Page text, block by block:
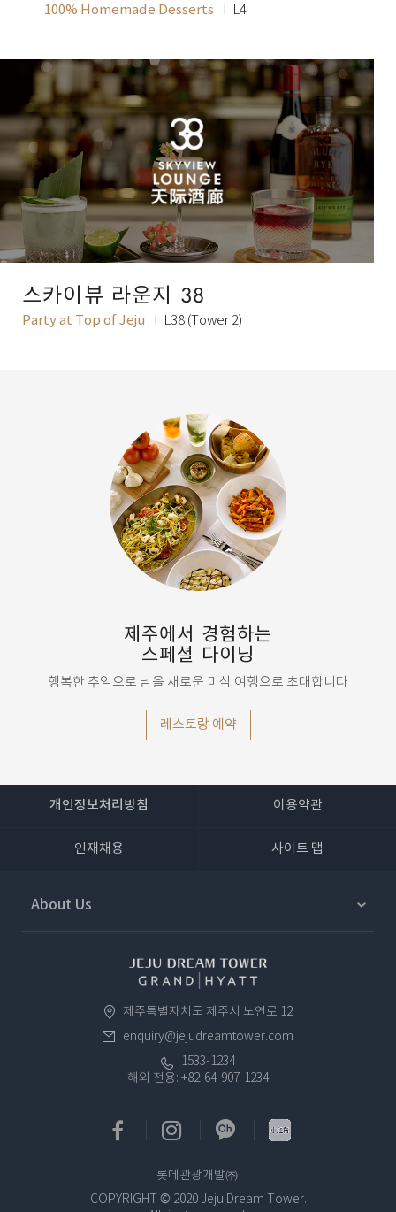
100% Homemade Desserts L4
스카이뷰 라운지 38
Party at Top of Jeju L38 (Tower 2)
제주에서 경험하는
스페셜 다이닝
행복한 추억으로 남을 새로운 미식 여행으로 초대합니다
레스토랑 예약
개인정보처리방침 이용약관
인재채용 사이트 맵
About Us
제주특별자치도 제주시 노연로 12​
enquiry@jejudreamtower.com
1533-1234
해외 전용: +82-64-907-1234
롯데관광개발㈜
COPYRIGHT © 2020 Jeju Dream Tower.